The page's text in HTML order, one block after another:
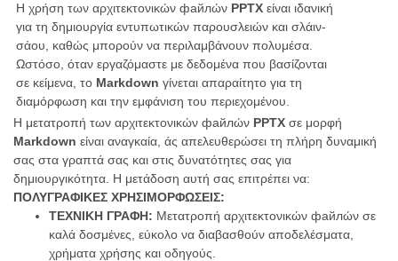
Η χρήση των αρχιτεκτονικών файлών PPTX είναι ιδανική
για τη δημιουργία εντυπωτικών παρουσλειών και σλάιν-
σάου, καθώς μπορούν να περιλαμβάνουν πολυμέσα.
Ωστόσο, όταν εργαζόμαστε με δεδομένα που βασίζονται
σε κείμενα, το Markdown γίνεται απαραίτητο για τη
διαμόρφωση και την εμφάνιση του περιεχομένου.
Η μετατροπή των αρχιτεκτονικών файлών PPTX σε μορφή
Markdown είναι αναγκαία, άς απελευθερώσει τη πλήρη δυναμική
σας στα γραπτά σας και στις δυνατότητες σας για
δημιουργικότητα. Η μετάδοση αυτή σας επιτρέπει να:
ΠΟΛΥΓΡΑΦΙΚΕΣ ΧΡΗΣΙΜΟΡΦΩΣΕΙΣ:
ΤΕΧΝΙΚΗ ΓΡΑΦΗ: Μετατροπή αρχιτεκτονικών файлών σε
καλά δοσμένες, εύκολο να διαβασθούν αποδελέσματα,
χρήματα χρήσης και οδηγούς.